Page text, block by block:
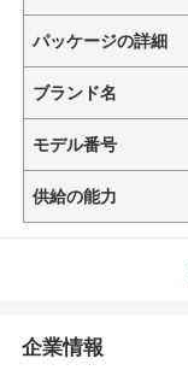
パッケージの詳細
ブランド名
モデル番号
供給の能力
企業情報